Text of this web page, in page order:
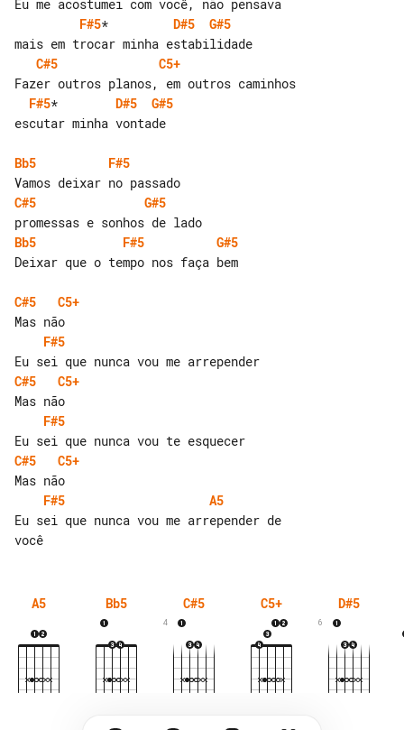
F#5* D#5
G#5
C#5
C5+
F#5* D#5
G#5
escutar minha vontade
Bb5
F#5
C#5
G#5
Bb5
F#5
G#5
Deixar que o tempo nos faça bem
C#5
C5+
F#5
C#5
C5+
F#5
C#5
C5+
F#5
A5
Eu sei que nunca vou me arrepender de
A5 Bb5 C#5
4
C5+ D#5
6